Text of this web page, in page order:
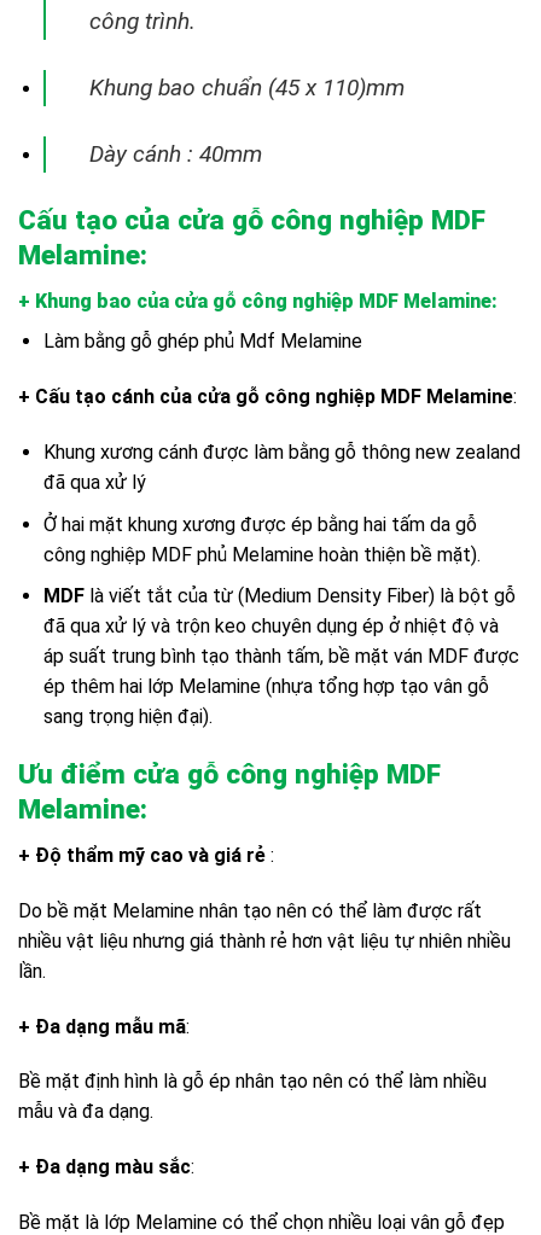
công trình.
Khung bao chuẩn (45 x 110)mm
Dày cánh : 40mm
Cấu tạo của cửa gỗ công nghiệp MDF
Melamine:
+ Khung bao của cửa gỗ công nghiệp MDF Melamine:
Làm bằng gỗ ghép phủ Mdf Melamine
+ Cấu tạo cánh của cửa gỗ công nghiệp MDF Melamine:
Khung xương cánh được làm bằng gỗ thông new zealand
đã qua xử lý
Ở hai mặt khung xương được ép bằng hai tấm da gỗ
công nghiệp MDF phủ Melamine hoàn thiện bề mặt).
MDFlà viết tắt của từ (Medium Density Fiber) là bột gỗ
đã qua xử lý và trộn keo chuyên dụng ép ở nhiệt độ và
áp suất trung bình tạo thành tấm, bề mặt ván MDF được
ép thêm hai lớp Melamine (nhựa tổng hợp tạo vân gỗ
sang trọng hiện đại).
Ưu điểm cửa gỗ công nghiệp MDF
Melamine:
+ Độ thẩm mỹ cao và giá rẻ :
Do bề mặt Melamine nhân tạo nên có thể làm được rất
nhiều vật liệu nhưng giá thành rẻ hơn vật liệu tự nhiên nhiều
lần.
+ Đa dạng mẫu mã:
Bề mặt định hình là gỗ ép nhân tạo nên có thể làm nhiều
mẫu và đa dạng.
+ Đa dạng màu sắc:
Bề mặt là lớp Melamine có thể chọn nhiều loại vân gỗ đẹp